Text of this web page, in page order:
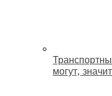
могут,